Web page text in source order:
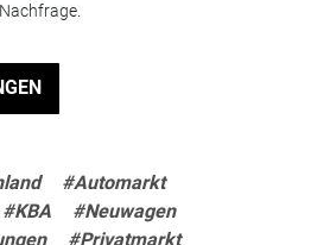
#Automarkt
#KBA
#Neuwagen
#Privatmarkt